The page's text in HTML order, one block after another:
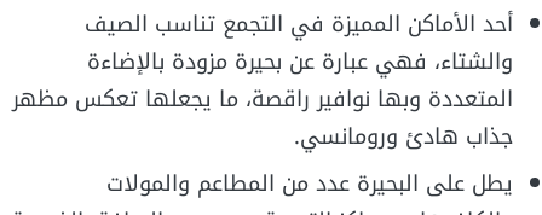
أحد الأماكن المميزة في التجمع تناسب الصيف
والشتاء، فهي عبارة عن بحيرة مزودة بالإضاءة
المتعددة وبها نوافير راقصة، ما يجعلها تعكس مظهر
جذاب هادئ ورومانسي.
يطل على البحيرة عدد من المطاعم والمولات